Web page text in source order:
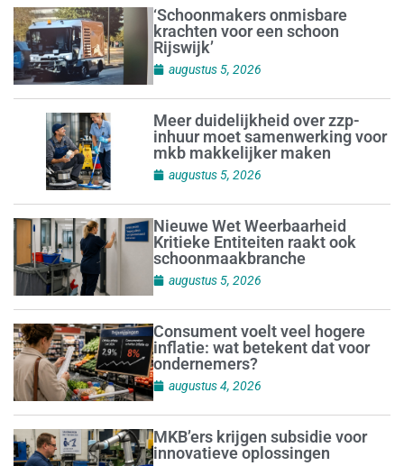
‘Schoonmakers onmisbare
krachten voor een schoon
Rijswijk’
augustus 5, 2026
Meer duidelijkheid over zzp-
inhuur moet samenwerking voor
mkb makkelijker maken
augustus 5, 2026
Nieuwe Wet Weerbaarheid
Kritieke Entiteiten raakt ook
schoonmaakbranche
augustus 5, 2026
Consument voelt veel hogere
inflatie: wat betekent dat voor
ondernemers?
augustus 4, 2026
MKB’ers krijgen subsidie voor
innovatieve oplossingen